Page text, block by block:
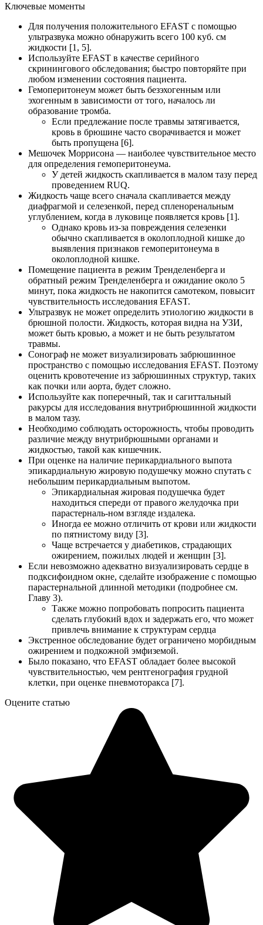
Ключевые моменты
Для получения положительного EFAST с помощью
ультразвука можно обнаружить всего 100 куб. см
жидкости [1, 5].
Используйте EFAST в качестве серийного
скринингового обследования; быстро повторяйте при
любом изменении состояния пациента.
Гемоперитонеум может быть безэхогенным или
эхогенным в зависимости от того, началось ли
образование тромба.
Если предлежание после травмы затягивается,
кровь в брюшине часто сворачивается и может
быть пропущена [6].
Мешочек Моррисона — наиболее чувствительное место
для определения гемоперитонеума.
У детей жидкость скапливается в малом тазу перед
проведением RUQ.
Жидкость чаще всего сначала скапливается между
диафрагмой и селезенкой, перед спленоренальным
углублением, когда в луковице появляется кровь [1].
Однако кровь из-за повреждения селезенки
обычно скапливается в околоплодной кишке до
выявления признаков гемоперитонеума в
околоплодной кишке.
Помещение пациента в режим Тренделенберга и
обратный режим Тренделенберга и ожидание около 5
минут, пока жидкость не накопится самотеком, повысит
чувствительность исследования EFAST.
Ультразвук не может определить этиологию жидкости в
брюшной полости. Жидкость, которая видна на УЗИ,
может быть кровью, а может и не быть результатом
травмы.
Сонограф не может визуализировать забрюшинное
пространство с помощью исследования EFAST. Поэтому
оценить кровотечение из забрюшинных структур, таких
как почки или аорта, будет сложно.
Используйте как поперечный, так и сагиттальный
ракурсы для исследования внутрибрюшинной жидкости
в малом тазу.
Необходимо соблюдать осторожность, чтобы проводить
различие между внутрибрюшными органами и
жидкостью, такой как кишечник.
При оценке на наличие перикардиального выпота
эпикардиальную жировую подушечку можно спутать с
небольшим перикардиальным выпотом.
Эпикардиальная жировая подушечка будет
находиться спереди от правого желудочка при
парастерналь-ном взгляде издалека.
Иногда ее можно отличить от крови или жидкости
по пятнистому виду [3].
Чаще встречается у диабетиков, страдающих
ожирением, пожилых людей и женщин [3].
Если невозможно адекватно визуализировать сердце в
подксифоидном окне, сделайте изображение с помощью
парастернальной длинной методики (подробнее см.
Главу 3).
Также можно попробовать попросить пациента
сделать глубокий вдох и задержать его, что может
привлечь внимание к структурам сердца
Экстренное обследование будет ограничено морбидным
ожирением и подкожной эмфиземой.
Было показано, что EFAST обладает более высокой
чувствительностью, чем рентгенография грудной
клетки, при оценке пневмоторакса [7].
Оцените статью